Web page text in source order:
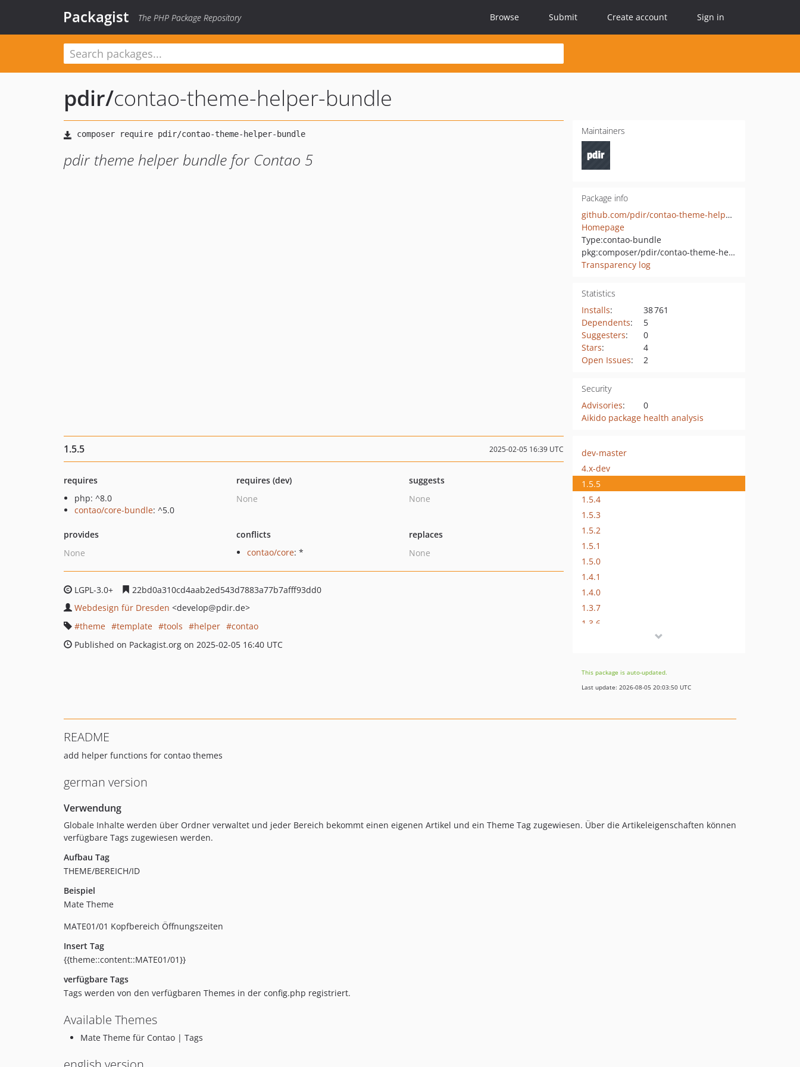
Packagist The PHP Package Repository Browse Submit Create account Sign in
pdir/contao-theme-helper-bundle
pdir theme helper bundle for Contao 5
Maintainers
Package info
github.com/pdir/contao-theme-helper-bundle
Homepage
Type:contao-bundle
pkg:composer/pdir/contao-theme-helper-bundle
Transparency log
Statistics
Installs:
38 761
Dependents:
5
Suggesters:
0
Stars:
4
Open Issues: 2
Security
Advisories:
0
Aikido package health analysis
1.5.5 2025-02-05 16:39 UTC
requires
php: ^8.0
contao/core-bundle: ^5.0
requires (dev)
None
suggests
None
provides
None
conflicts
contao/core: *
replaces
None
LGPL-3.0+
22bd0a310cd4aab2ed543d7883a77b7afff93dd0
Webdesign für Dresden <develop@pdir.de>
theme
template tools helper
contao
Published on Packagist.org on 2025-02-05 16:40 UTC
dev-master
4.x-dev
1.5.5
1.5.4
1.5.3
1.5.2
1.5.1
1.5.0
1.4.1
1.4.0
1.3.7
1.3.6
1.3.3
1.3.2
1.0.22
This package is auto-updated.
Last update: 2026-08-05 20:03:50 UTC
README
add helper functions for contao themes
german version
Verwendung
Globale Inhalte werden über Ordner verwaltet und jeder Bereich bekommt einen eigenen Artikel und ein Theme Tag zugewiesen. Über die Artikeleigenschaften können
verfügbare Tags zugewiesen werden.
Aufbau Tag
THEME/BEREICH/ID
Beispiel
Mate Theme
MATE01/01 Kopfbereich Öffnungszeiten
Insert Tag
{{theme::content::MATE01/01}}
verfügbare Tags
Tags werden von den verfügbaren Themes in der config.php registriert.
Available Themes
Mate Theme für Contao | Tags